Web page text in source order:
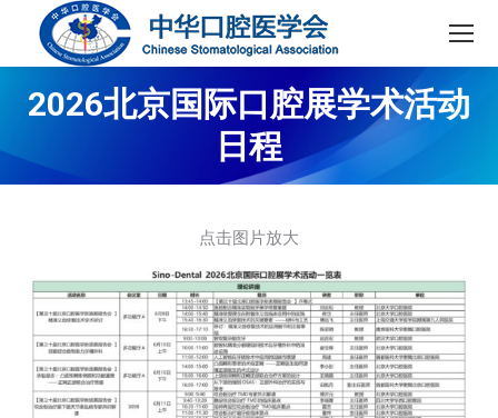
2026北京国际口腔展学术活动
日程
点击图片放大